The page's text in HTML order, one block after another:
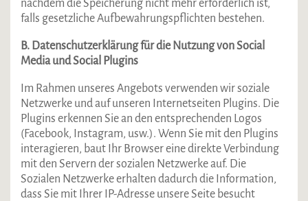
nachdem die Speicherung nicht mehr erforderlich ist,
falls gesetzliche Aufbewahrungspflichten bestehen.
B. Datenschutzerklärung für die Nutzung von Social
Media und Social Plugins
Im Rahmen unseres Angebots verwenden wir soziale
Netzwerke und auf unseren Internetseiten Plugins. Die
Plugins erkennen Sie an den entsprechenden Logos
(Facebook, Instagram, usw.). Wenn Sie mit den Plugins
interagieren, baut Ihr Browser eine direkte Verbindung
mit den Servern der sozialen Netzwerke auf. Die
Sozialen Netzwerke erhalten dadurch die Information,
dass Sie mit Ihrer IP-Adresse unsere Seite besucht